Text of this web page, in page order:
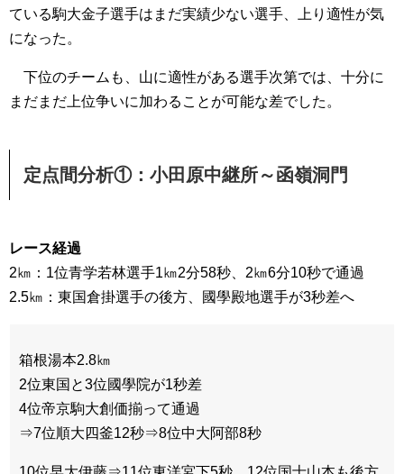
ている駒大金子選手はまだ実績少ない選手、上り適性が気
になった。
下位のチームも、山に適性がある選手次第では、十分に
まだまだ上位争いに加わることが可能な差でした。
定点間分析①：小田原中継所～函嶺洞門
レース経過
2㎞：1位青学若林選手1㎞2分58秒、2㎞6分10秒で通過
2.5㎞：東国倉掛選手の後方、國學殿地選手が3秒差へ
箱根湯本2.8㎞
2位東国と3位國學院が1秒差
4位帝京駒大創価揃って通過
⇒7位順大四釜12秒⇒8位中大阿部8秒